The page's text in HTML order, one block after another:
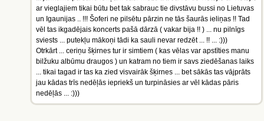
ar vieglajiem tikai būtu bet tak sabrauc tie divstāvu bussi no Lietuvas
un Igaunijas .. !!! Šoferi ne pilsētu pārzin ne tās šaurās ieliņas !! Tad
vēl tas ikgadējais koncerts pašā dārzā ( vakar bija !! ) ... nu pilnīgs
sviests ... putekļu mākoņi tādi ka sauli nevar redzēt ... !! ... :)))
Otrkārt ... ceriņu šķirnes tur ir simtiem ( kas vēlas var apstīties manu
bilžuku albūmu draugos ) un katram no tiem ir savs ziedēšanas laiks
... tikai tagad ir tas ka zied visvairāk šķirnes ... bet sākās tas vājprāts
jau kādas trīs nedēļās iepriekš un turpināsies ar vēl kādas pāris
nedēļās ... :)))